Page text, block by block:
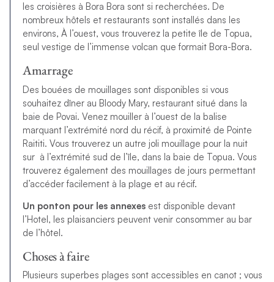
les croisières à Bora Bora sont si recherchées. De
nombreux hôtels et restaurants sont installés dans les
environs, À l’ouest, vous trouverez la petite île de Topua,
seul vestige de l’immense volcan que formait Bora-Bora.
Amarrage
Des bouées de mouillages sont disponibles si vous
souhaitez dîner au Bloody Mary, restaurant situé dans la
baie de Povai. Venez mouiller à l’ouest de la balise
marquant l’extrémité nord du récif, à proximité de Pointe
Raititi. Vous trouverez un autre joli mouillage pour la nuit
sur à l’extrémité sud de l’île, dans la baie de Topua. Vous
trouverez également des mouillages de jours permettant
d’accéder facilement à la plage et au récif.
Un ponton pour les annexesest disponible devant
l’Hotel, les plaisanciers peuvent venir consommer au bar
de l’hôtel.
Choses à faire
Plusieurs superbes plages sont accessibles en canot ; vous